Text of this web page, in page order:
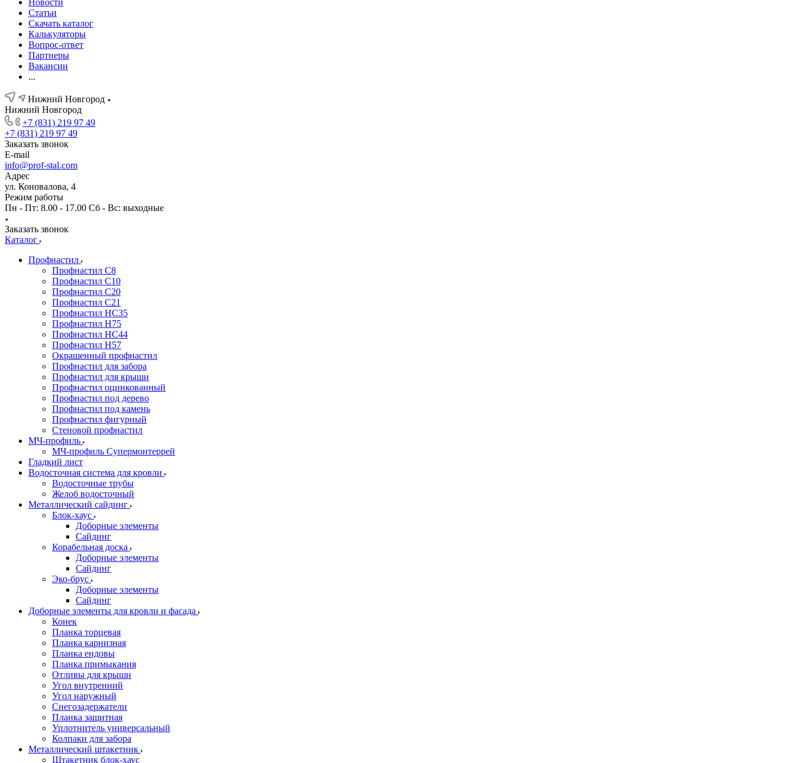
Новости
Статьи
Скачать каталог
Калькуляторы
Вопрос-ответ
Партнеры
Вакансии
...
Нижний Новгород
Нижний Новгород
+7 (831) 219 97 49
+7 (831) 219 97 49
Заказать звонок
E-mail
info@prof-stal.com
Адрес
ул. Коновалова, 4
Режим работы
Пн - Пт: 8.00 - 17.00 Сб - Вс: выходные
Заказать звонок
Каталог
Профнастил
Профнастил С8
Профнастил С10
Профнастил С20
Профнастил С21
Профнастил НС35
Профнастил Н75
Профнастил HC44
Профнастил Н57
Окрашенный профнастил
Профнастил для забора
Профнастил для крыши
Профнастил оцинкованный
Профнастил под дерево
Профнастил под камень
Профнастил фигурный
Стеновой профнастил
МЧ-профиль
МЧ-профиль Супермонтеррей
Гладкий лист
Водосточная система для кровли
Водосточные трубы
Желоб водосточный
Металлический сайдинг
Блок-хаус
Доборные элементы
Сайдинг
Корабельная доска
Доборные элементы
Сайдинг
Эко-брус
Доборные элементы
Сайдинг
Доборные элементы для кровли и фасада
Конек
Планка торцевая
Планка карнизная
Планка ендовы
Планка примыкания
Отливы для крыши
Угол внутренний
Угол наружный
Снегозадержатели
Планка защитная
Уплотнитель универсальный
Колпаки для забора
Металлический штакетник
Штакетник блок-хаус